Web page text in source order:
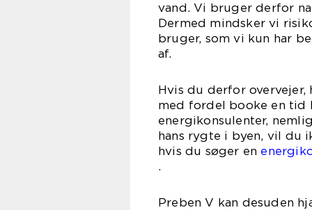
vand. Vi bruger derfor
Dermed mindsker vi
bruger, som vi kun har
Hvis du derfor
med fordel booke en tid
energikonsulenter,
hans rygte i byen, vil du
hvis du søger en
Preben V kan desuden